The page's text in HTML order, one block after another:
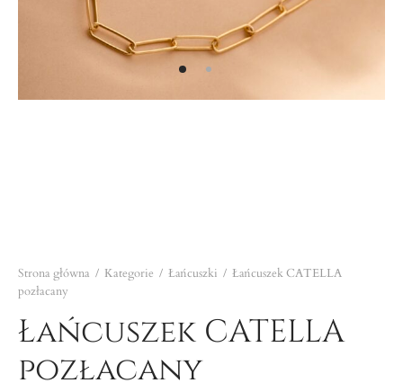
Strona główna / Kategorie / Łańcuszki / Łańcuszek CATELLA
pozłacany
Łańcuszek CATELLA
pozłacany